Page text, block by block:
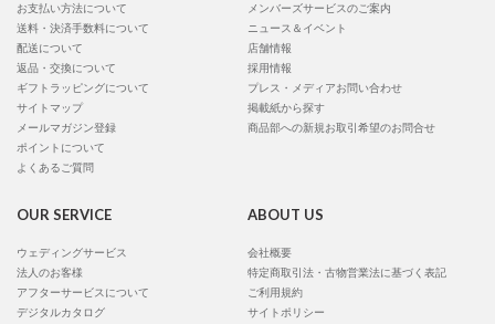
お支払い方法について
送料・決済手数料について
配送について
返品・交換について
ギフトラッピングについて
サイトマップ
メールマガジン登録
ポイントについて
よくあるご質問
メンバーズサービスのご案内
ニュース＆イベント
店舗情報
採用情報
プレス・メディアお問い合わせ
掲載紙から探す
商品部への新規お取引希望のお問合せ
OUR SERVICE
ウェディングサービス
法人のお客様
アフターサービスについて
デジタルカタログ
ABOUT US
会社概要
特定商取引法・古物営業法に基づく表記
ご利用規約
サイトポリシー